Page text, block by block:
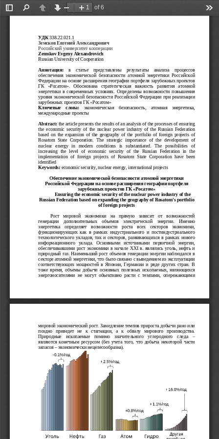
Toggle
PreviousNext
of 6
ZoomZoom
УДК 338.22.021.1
Земсков Евгений Александрович
Российский университет кооперации
Zemskov Evgeny Alexandrovich
Russian University of Cooperation
Аннотация: в   статье   представлены   результаты   анализа   процессов
обеспечения   экономической   безопасности   атомной   энергетики   Российской
Федерации на основе расширения географии портфеля зарубежных проектов
ГК   «Росатом».   Обоснована   стратегическая   важность   развития   атомной
энергетики в современных условиях. Определены возможности повышения
уровня экономической безопасности Российской Федерации при реализации
зарубежных проектов ГК «Росатом»
Ключевые   слова: экономическая   безопасность,   атомная   энергетика,
международные проекты
Abstract: the article presents the results of an analysis of the processes of ensuring
the economic security
  of the
nuclear power
  industry of the
Russian Federation
based
  on the
expansion
  of the
geography
  of the
portfolio
  of
foreign projects
  of
Rosatom
  State
Corporation.
  The
strategic importance
  of   the
development
  of
nuclear
energy in modern conditions
  is
substantiated. The possibilities
  of
increasing
  the
level
  of
economic security
  of   the
Russian Federation in
  the
implementation
  of
foreign projects
  of
Rosatom
  State
Corporation
  have   been
identified
Keywords: economic security, nuclear energy, international projects
Обеспечение экономической безопасности атомной энергетики
Российской Федерации на основе расширения географии портфеля
зарубежных проектов ГК «Росатом»
Ensuring the economic security of the nuclear power industry of the
Russian Federation based on expanding the geography of Rosatom's portfolio
of foreign projects
Рост   мировой   экономики   на   прямую   зависит   от   возможностей
генерации   дополнительных   объемов   электрической   энергии.   Именно
энергетика   определяет   возможности   роста   всех   секторов   экономики,
функционирующих   как   в   рамках   индустриального   и   постиндустриального
технологического укладов, так и секторов, развивающихся в рамках нового
информационного   уклада.   Основными   источниками   первичной   энергии,
обеспечивавшими рост экономики в начале XXI
  в. являлись уголь, нефть и
природный газ. Наименьший рост объемов генерации энергии наблюдался в
секторе атомной энергетики, что было связано с выведением из эксплуатации
соответствующих мощностей  в Японии, Германии  и  ряде  других стран.  В
тоже время, объемы добычи  основных полезных ископаемых, являющихся
энергоносителями   не   могут   объективно   расти   с   темпами,   опережающими
мировой экономический рост. Замедление темпов прироста добычи рано или
поздно   приведет   не   к   стагнации,   а   к   обвалу   мирового   производства.
Природные   ископаемые   помимо   значительного   углеродного   следа   –
являются конечным ресурсом (без учета того, что добыча некоторой части
запасов – экономически нецелесообразна).